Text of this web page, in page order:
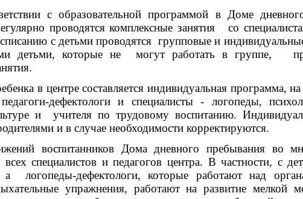
с образовательной программой в Доме
проводятся комплексные занятия со
с детьми проводятся групповые и
детьми, которые не могут работать в группе,
в центре составляется индивидуальная программа,
дефектологи и специалисты - логопеды,
и учителя по трудовому воспитанию.
и в случае необходимости корректируются.
воспитанников Дома дневного пребывания во
специалистов и педагогов центра. В частности, с
логопеды-дефектологи, которые работают над
упражнения, работают на развитие мелкой